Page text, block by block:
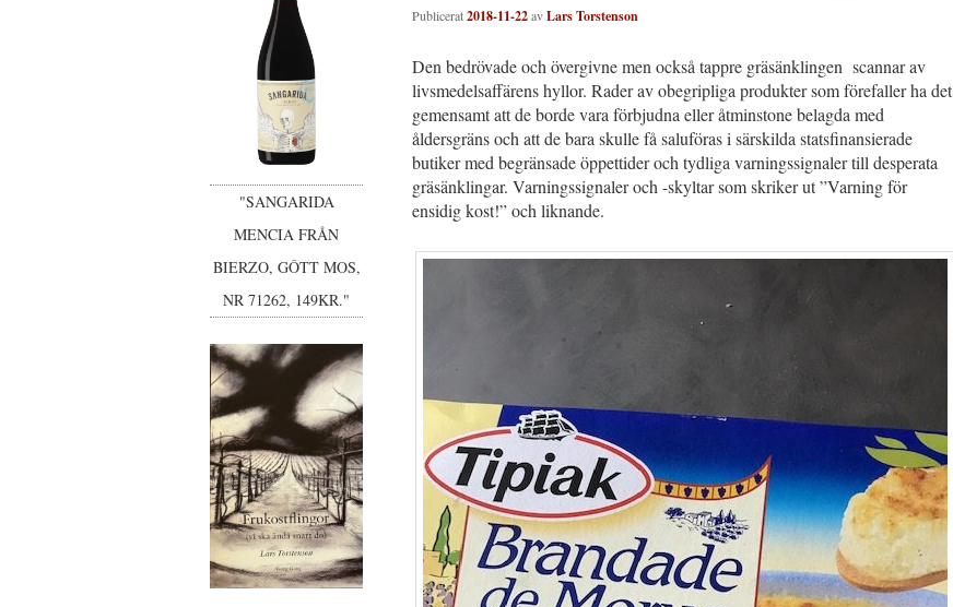
Publicerat2018-11-22avLars Torstenson
Den bedrövade och övergivne men också tappre gräsänklingen scannar av
livsmedelsaffärens hyllor. Rader av obegripliga produkter som förefaller ha det
gemensamt att de borde vara förbjudna eller åtminstone belagda med
åldersgräns och att de bara skulle få saluföras i särskilda statsfinansierade
butiker med begränsade öppettider och tydliga varningssignaler till desperata
gräsänklingar. Varningssignaler och -skyltar som skriker ut ”Varning för
ensidig kost!” och liknande.
"SANGARIDA
MENCIA FRÅN
BIERZO, GÔTT MOS,
NR 71262, 149KR."